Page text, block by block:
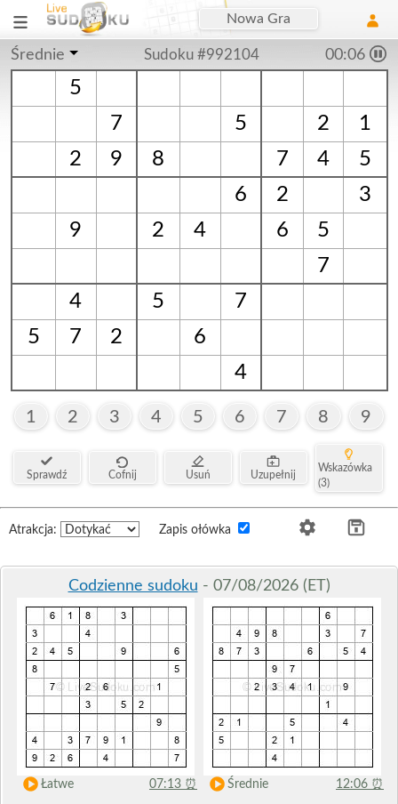
Nowa Gra
Średnie Sudoku #992104 00:06
5
7
5 2
1
2
9 8 7 4
5
6
2
3
9
2 4 6
5
7
4
5
7
5
7 2
6
4
1 2 3 4 5 6 7 8 9
Sprawdź Cofnij Usuń Uzupełnij
Wskazówka
(3)
Atrakcja: Zapis ołówka
Codzienne sudoku - 07/08/2026 (ET)
Łatwe 07:13 ⏰ Średnie 12:06 ⏰